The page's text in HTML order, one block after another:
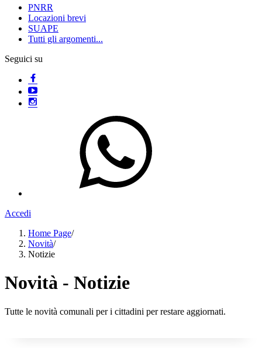
PNRR
Locazioni brevi
SUAPE
Tutti gli argomenti...
Seguici su
Accedi
Home Page/
Novità/
Notizie
Novità - Notizie
Tutte le novità comunali per i cittadini per restare aggiornati.